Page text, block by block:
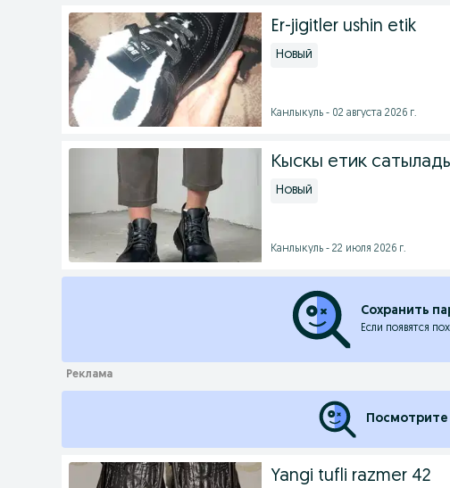
Er-jigitler ushin etik
Новый
Канлыкуль - 02 августа 2026 г.
Кыскы етик
Новый
Канлыкуль - 22 июля 2026 г.
Сохранить
Если появятся
Посмотрите
Yangi tufli razmer 42